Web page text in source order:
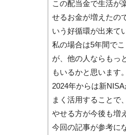
この配当金で生活が
せるお金が増えたの
いう好循環が出来て
私の場合は5年間で
が、他の人ならもっ
もいるかと思います。
2024年からは新
まく活用することで
やせる方が今後も増
今回の記事が参考に